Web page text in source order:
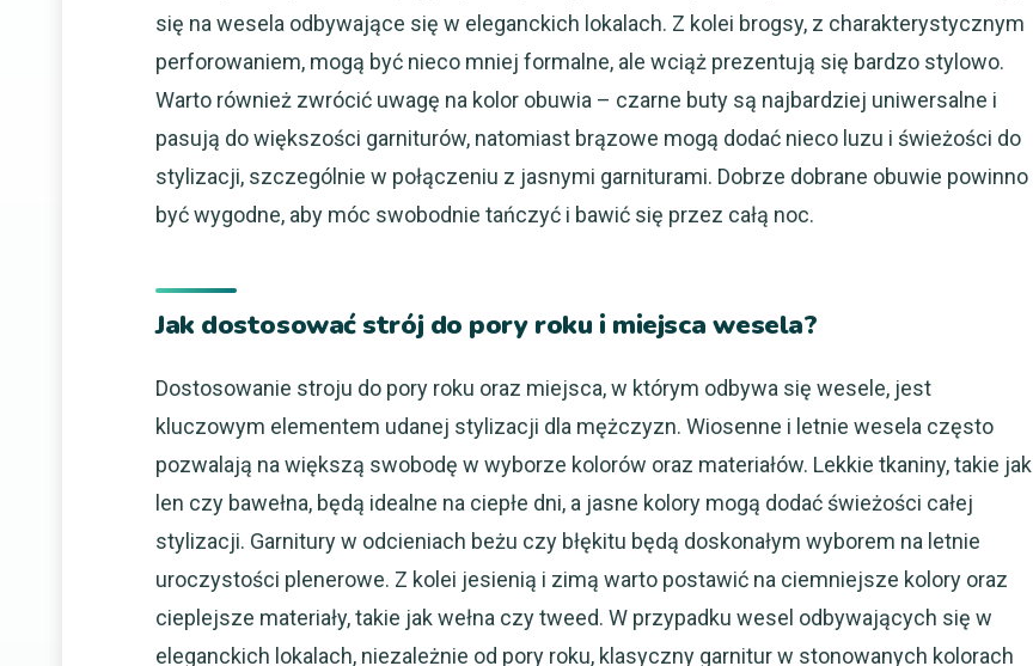
się na wesela odbywające się w eleganckich lokalach. Z kolei brogsy, z charakterystycznym
perforowaniem, mogą być nieco mniej formalne, ale wciąż prezentują się bardzo stylowo.
Warto również zwrócić uwagę na kolor obuwia – czarne buty są najbardziej uniwersalne i
pasują do większości garniturów, natomiast brązowe mogą dodać nieco luzu i świeżości do
stylizacji, szczególnie w połączeniu z jasnymi garniturami. Dobrze dobrane obuwie powinno
być wygodne, aby móc swobodnie tańczyć i bawić się przez całą noc.
Jak dostosować strój do pory roku i miejsca wesela?
Dostosowanie stroju do pory roku oraz miejsca, w którym odbywa się wesele, jest
kluczowym elementem udanej stylizacji dla mężczyzn. Wiosenne i letnie wesela często
pozwalają na większą swobodę w wyborze kolorów oraz materiałów. Lekkie tkaniny, takie jak
len czy bawełna, będą idealne na ciepłe dni, a jasne kolory mogą dodać świeżości całej
stylizacji. Garnitury w odcieniach beżu czy błękitu będą doskonałym wyborem na letnie
uroczystości plenerowe. Z kolei jesienią i zimą warto postawić na ciemniejsze kolory oraz
cieplejsze materiały, takie jak wełna czy tweed. W przypadku wesel odbywających się w
eleganckich lokalach, niezależnie od pory roku, klasyczny garnitur w stonowanych kolorach